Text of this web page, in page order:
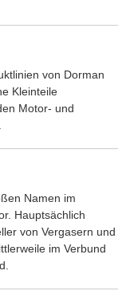
von Dorman
Kleinteile
Motor- und
Namen im
Hauptsächlich
von Vergasern und
im Verbund